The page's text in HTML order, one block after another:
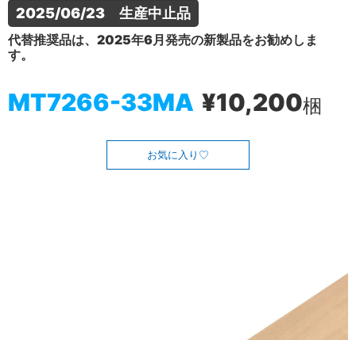
2025/06/23　生産中止品
代替推奨品は、2025年6月発売の新製品をお勧めしま
す。
MT7266-33MA ¥10,200梱
お気に入り